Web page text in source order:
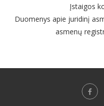
Įstaigos
Duomenys apie juridinį
asmenų